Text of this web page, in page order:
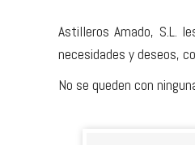
Astilleros Amado, S.L.
necesidades y deseos,
No se queden con